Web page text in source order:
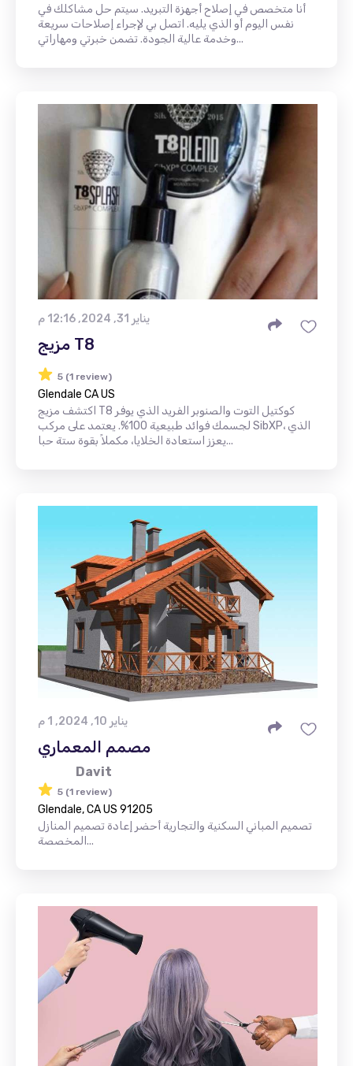
أنا متخصص في إصلاح أجهزة التبريد. سيتم حل مشاكلك في
نفس اليوم أو الذي يليه. اتصل بي لإجراء إصلاحات سريعة
وخدمة عالية الجودة. تضمن خبرتي ومهاراتي...
يناير 31, 2024, 12:16 م
مزيج T8
5 (1 review)
Glendale CA US
اكتشف مزيج T8 كوكتيل التوت والصنوبر الفريد الذي يوفر
لجسمك فوائد طبيعية 100%. يعتمد على مركب SibXP، الذي
يعزز استعادة الخلايا، مكملاً بقوة ستة حبا...
يناير 10, 2024, 1 م
مصمم المعماري
Davit
5 (1 review)
Glendale, CA US 91205
تصميم المباني السكنية والتجارية أحضر إعادة تصميم المنازل
المخصصة...